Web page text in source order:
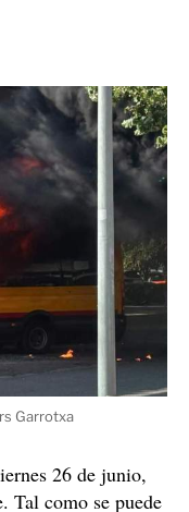
Garrotxa
26 de junio,
Tal como se puede